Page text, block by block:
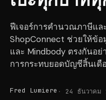
ฟีเจอร์การคำนวณภาษีแ
ShopConnect ช่วยให้ข้อ
และ Mindbody ตรงกันอ
การกระทบยอดบัญชีสิ้นเดื
Fred Lumiere 24 ธันวาคม